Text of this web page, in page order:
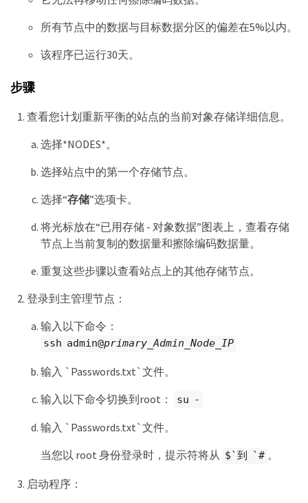
所有节点中的数据与目标数据分区的偏差在5%以内。
该程序已运行30天。
步骤
查看您计划重新平衡的站点的当前对象存储详细信息。
选择*NODES*。
选择站点中的第一个存储节点。
选择“存储”选项卡。
将光标放在“已用存储 - 对象数据”图表上，查看存储
节点上当前复制的数据量和擦除编码数据量。
重复这些步骤以查看站点上的其他存储节点。
登录到主管理节点：
输入以下命令：
ssh admin@primary_Admin_Node_IP
输入 `Passwords.txt`文件。
输入以下命令切换到root：
su -
输入 `Passwords.txt`文件。
当您以 root 身份登录时，提示符将从 $`到 `# 。
启动程序：